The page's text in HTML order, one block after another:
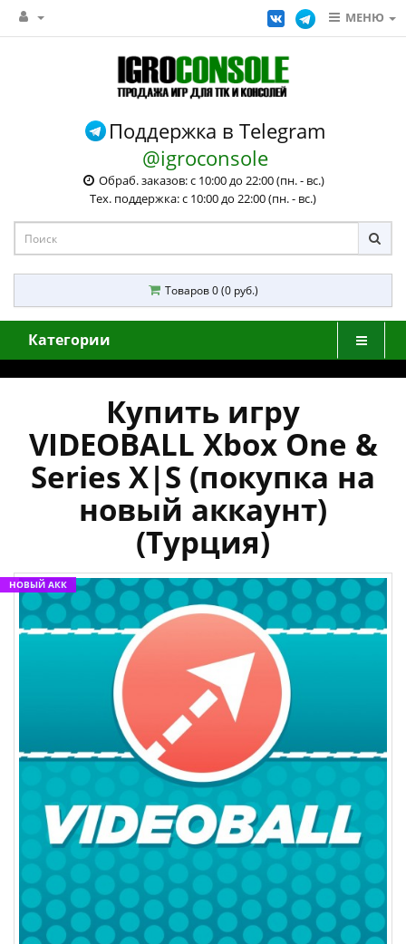
МЕНЮ
Поддержка в Telegram
@igroconsole
Обраб. заказов: с 10:00 до 22:00 (пн. - вс.)
Тех. поддержка: с 10:00 до 22:00 (пн. - вс.)
Товаров 0 (0 руб.)
Категории
Купить игру
VIDEOBALL Xbox One &
Series X|S (покупка на
новый аккаунт)
(Турция)
НОВЫЙ АКК